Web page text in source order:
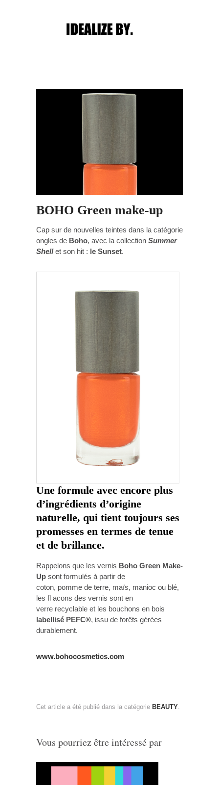
Post navigation
BOHO Green make-up
Cap sur de nouvelles teintes dans la catégorie
ongles de Boho, avec la collection Summer
Shellet son hit : le Sunset.
Une formule avec encore plus
d’ingrédients d’origine
naturelle, qui tient toujours ses
promesses en termes de tenue
et de brillance.
Rappelons que les vernis Boho Green Make-
Up sont formulés à partir de
coton, pomme de terre, maïs, manioc ou blé,
les fl acons des vernis sont en
verre recyclable et les bouchons en bois
labellisé PEFC®, issu de forêts gérées
durablement.
www.bohocosmetics.com
Cet article a été publié dans la catégorie BEAUTY.
Vous pourriez être intéressé par